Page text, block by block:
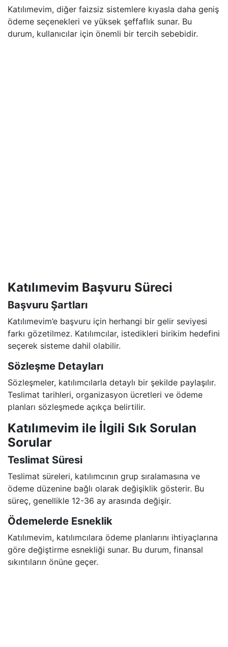
Katılımevim, diğer faizsiz sistemlere kıyasla daha geniş
ödeme seçenekleri ve yüksek şeffaflık sunar. Bu
durum, kullanıcılar için önemli bir tercih sebebidir.
Katılımevim Başvuru Süreci
Başvuru Şartları
Katılımevim’e başvuru için herhangi bir gelir seviyesi
farkı gözetilmez. Katılımcılar, istedikleri birikim hedefini
seçerek sisteme dahil olabilir.
Sözleşme Detayları
Sözleşmeler, katılımcılarla detaylı bir şekilde paylaşılır.
Teslimat tarihleri, organizasyon ücretleri ve ödeme
planları sözleşmede açıkça belirtilir.
Katılımevim ile İlgili Sık Sorulan
Sorular
Teslimat Süresi
Teslimat süreleri, katılımcının grup sıralamasına ve
ödeme düzenine bağlı olarak değişiklik gösterir. Bu
süreç, genellikle 12-36 ay arasında değişir.
Ödemelerde Esneklik
Katılımevim, katılımcılara ödeme planlarını ihtiyaçlarına
göre değiştirme esnekliği sunar. Bu durum, finansal
sıkıntıların önüne geçer.